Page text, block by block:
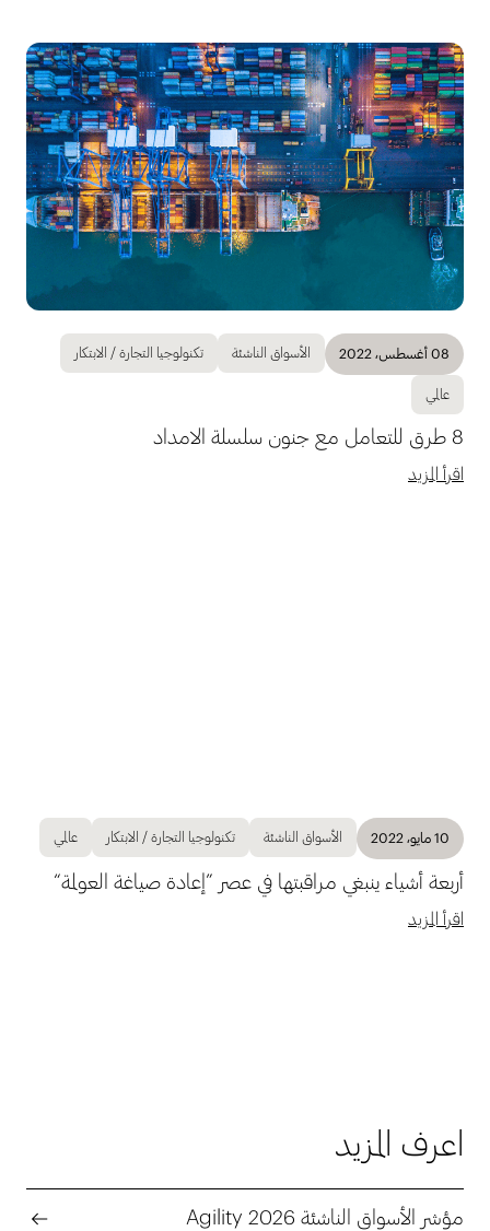
08 أغسطس، 2022 الأسواق الناشئة تكنولوجيا التجارة / الابتكار
عالمي
8 طرق للتعامل مع جنون سلسلة الامداد
اقرأ المزيد
10 مايو، 2022 الأسواق الناشئة تكنولوجيا التجارة / الابتكار عالمي
أربعة أشياء ينبغي مراقبتها في عصر ”إعادة صياغة العولمة“
اقرأ المزيد
اعرف المزيد
مؤشر الأسواق الناشئة Agility 2026